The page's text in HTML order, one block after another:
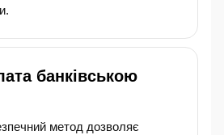
банківською
метод дозволяє